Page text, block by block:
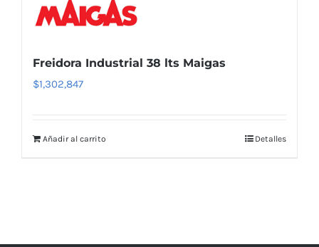
Freidora Industrial 38 lts Maigas
$1,302,847
Añadir al carrito Detalles